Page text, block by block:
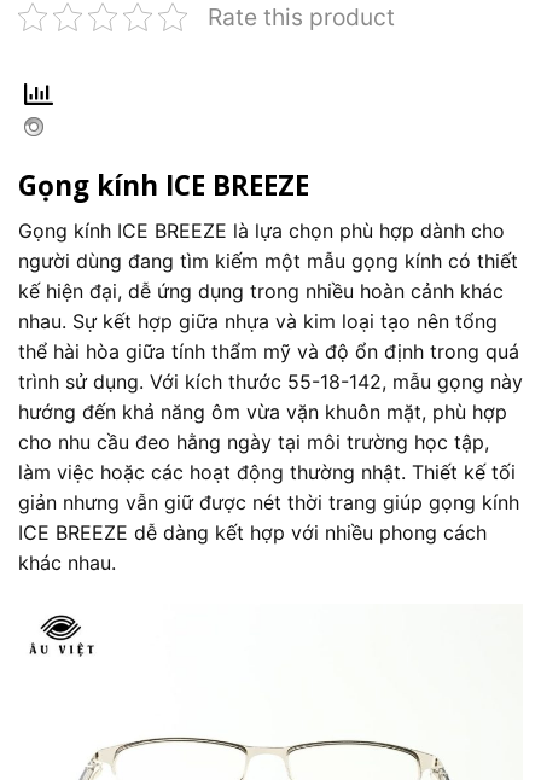
Rate this product
Gọng kính ICE BREEZE
Gọng kính ICE BREEZE là lựa chọn phù hợp dành cho
người dùng đang tìm kiếm một mẫu gọng kính có thiết
kế hiện đại, dễ ứng dụng trong nhiều hoàn cảnh khác
nhau. Sự kết hợp giữa nhựa và kim loại tạo nên tổng
thể hài hòa giữa tính thẩm mỹ và độ ổn định trong quá
trình sử dụng. Với kích thước 55-18-142, mẫu gọng này
hướng đến khả năng ôm vừa vặn khuôn mặt, phù hợp
cho nhu cầu đeo hằng ngày tại môi trường học tập,
làm việc hoặc các hoạt động thường nhật. Thiết kế tối
giản nhưng vẫn giữ được nét thời trang giúp gọng kính
ICE BREEZE dễ dàng kết hợp với nhiều phong cách
khác nhau.